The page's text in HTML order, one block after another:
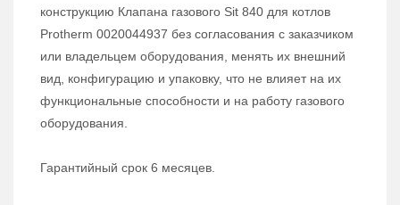
конструкцию Клапана газового Sit 840 для котлов
Protherm 0020044937 без согласования с заказчиком
или владельцем оборудования, менять их внешний
вид, конфигурацию и упаковку, что не влияет на их
функциональные способности и на работу газового
оборудования.
Гарантийный срок 6 месяцев.